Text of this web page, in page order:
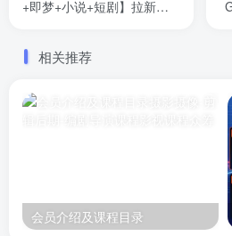
+即梦+小说+短剧】拉新，
相关推荐
会员介绍及课程目录